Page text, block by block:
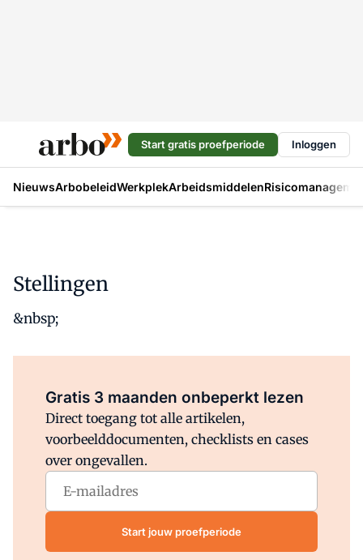
Start gratis proefperiode Inloggen
NieuwsArbobeleidWerkplekArbeidsmiddelen
Stellingen
&nbsp;
Gratis 3 maanden onbeperkt lezen
Direct toegang tot alle artikelen,
voorbeelddocumenten, checklists en cases
over ongevallen.
Start jouw proefperiode